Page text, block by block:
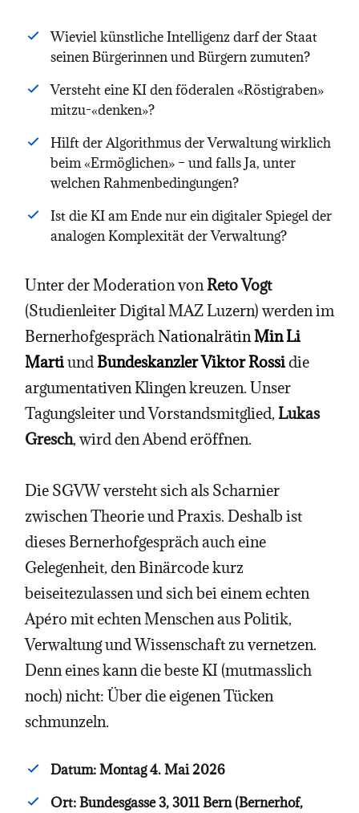
Wieviel künstliche Intelligenz darf der Staat
seinen Bürgerinnen und Bürgern zumuten?
Versteht eine KI den föderalen «Röstigraben»
mitzu-«denken»?
Hilft der Algorithmus der Verwaltung wirklich
beim «Ermöglichen» – und falls Ja, unter
welchen Rahmenbedingungen?
Ist die KI am Ende nur ein digitaler Spiegel der
analogen Komplexität der Verwaltung?
Unter der Moderation vonReto Vogt
(Studienleiter Digital MAZ Luzern) werden im
BernerhofgesprächNationalrätinMin Li
MartiundBundeskanzler Viktor Rossidie
argumentativen Klingen kreuzen. Unser
Tagungsleiter und Vorstandsmitglied, Lukas
Gresch, wird den Abend eröffnen.
Die SGVW versteht sich als Scharnier
zwischen Theorie und Praxis. Deshalb ist
dieses Bernerhofgespräch auch eine
Gelegenheit, den Binärcode kurz
beiseitezulassen und sich bei einem echten
Apéro mit echten Menschen aus Politik,
Verwaltung und Wissenschaft zu vernetzen.
Denn eines kann die beste KI (mutmasslich
noch) nicht: Über die eigenen Tücken
schmunzeln.
Datum: Montag 4. Mai 2026
Ort: Bundesgasse 3, 3011 Bern (Bernerhof,